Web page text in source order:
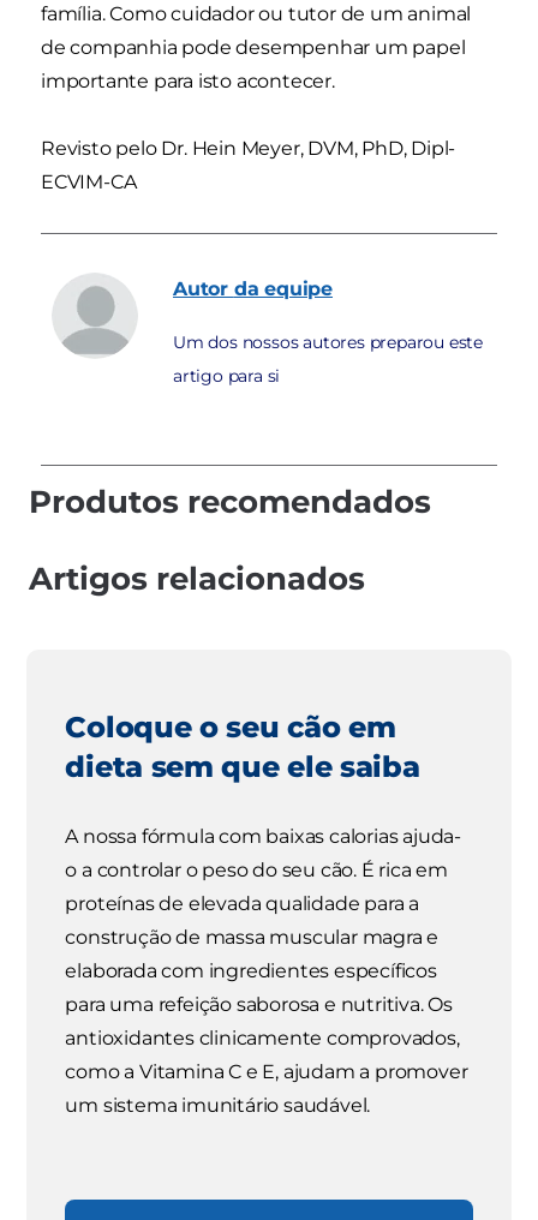
família. Como cuidador ou tutor de um animal
de companhia pode desempenhar um papel
importante para isto acontecer.
Revisto pelo Dr. Hein Meyer, DVM, PhD, Dipl-
ECVIM-CA
Autor da equipe
Um dos nossos autores preparou este
artigo para si
Produtos recomendados
Artigos relacionados
Coloque o seu cão em
dieta sem que ele saiba
A nossa fórmula com baixas calorias ajuda-
o a controlar o peso do seu cão. É rica em
proteínas de elevada qualidade para a
construção de massa muscular magra e
elaborada com ingredientes específicos
para uma refeição saborosa e nutritiva. Os
antioxidantes clinicamente comprovados,
como a Vitamina C e E, ajudam a promover
um sistema imunitário saudável.